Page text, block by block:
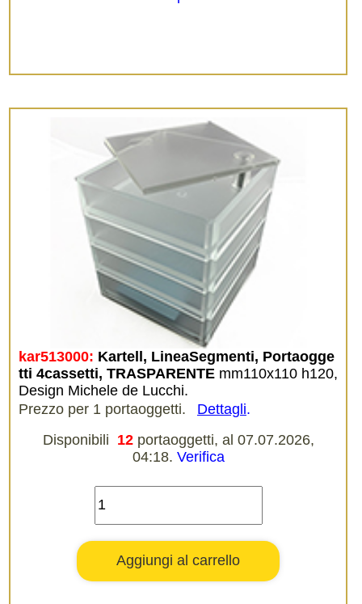
kar513000: Kartell, LineaSegmenti, Portaogge
tti 4cassetti, TRASPARENTE mm110x110 h120,
Design Michele de Lucchi.
Prezzo per 1 portaoggetti.
Dettagli.
Disponibili 12 portaoggetti, al 07.07.2026,
04:18. Verifica